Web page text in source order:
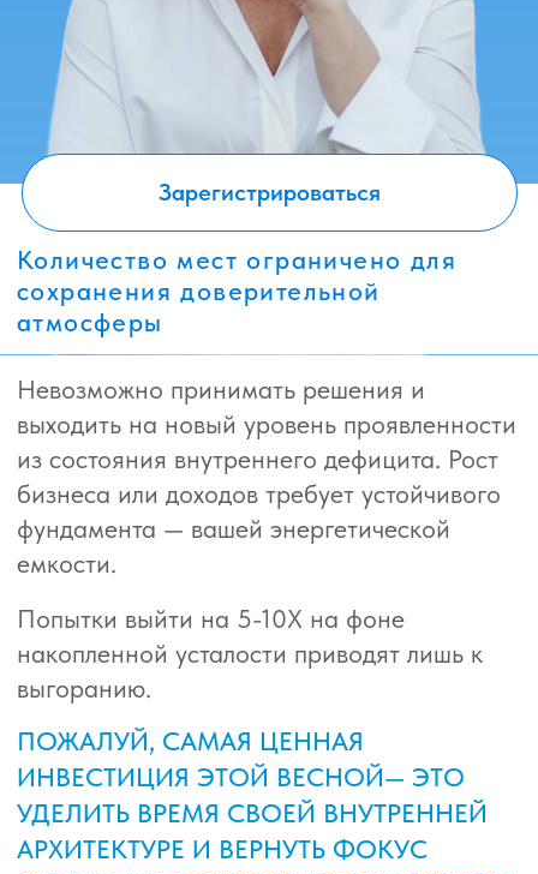
Невозможно принимать решения и
выходить на новый уровень проявленности
из состояния внутреннего дефицита. Рост
бизнеса или доходов требует устойчивого
фундамента — вашей энергетической
емкости.
Попытки выйти на 5-10X на фоне
накопленной усталости приводят лишь к
выгоранию.
ПОЖАЛУЙ, САМАЯ ЦЕННАЯ
ИНВЕСТИЦИЯ ЭТОЙ ВЕСНОЙ— ЭТО
УДЕЛИТЬ ВРЕМЯ СВОЕЙ ВНУТРЕННЕЙ
АРХИТЕКТУРЕ И ВЕРНУТЬ ФОКУС
НАПРАВЛЕНИИ.
НА МАСТЕР-КЛАССЕ МЫ
РАЗБЕРЕМ:
Как выйти на новый уровень
паузы и сделать чередование циклов
фундаментом для новых достижений
Как вернуть себе свободу принимать
сложные решения и действовать из
состояния ясности, а не фоновой
усталости